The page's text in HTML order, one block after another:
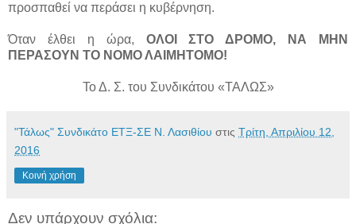
προσπαθεί να περάσει η κυβέρνηση.
Όταν έλθει η ώρα, ΟΛΟΙ ΣΤΟ ΔΡΟΜΟ, ΝΑ ΜΗΝ
ΠΕΡΑΣΟΥΝ ΤΟ ΝΟΜΟ ΛΑΙΜΗΤΟΜΟ!
Το Δ. Σ. του Συνδικάτου «ΤΑΛΩΣ»
"Τάλως" Συνδικάτο ΕΤΞ-ΣΕ Ν. Λασιθίου στις Τρίτη, Απριλίου 12,
2016
Κοινή χρήση
Δεν υπάρχουν σχόλια: